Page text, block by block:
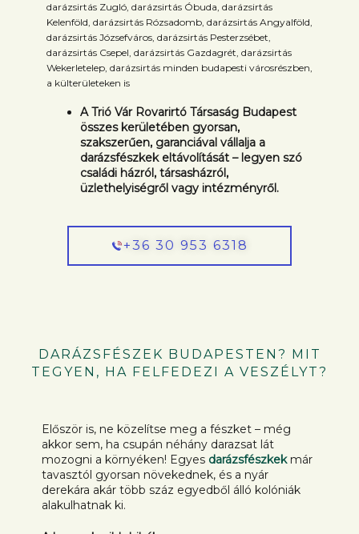
darázsirtás Zugló, darázsirtás Óbuda, darázsirtás
Kelenföld, darázsirtás Rózsadomb, darázsirtás Angyalföld,
darázsirtás Józsefváros, darázsirtás Pesterzsébet,
darázsirtás Csepel, darázsirtás Gazdagrét, darázsirtás
Wekerletelep, darázsirtás minden budapesti városrészben,
a külterületeken is
A Trió Vár Rovarirtó Társaság Budapest
összes kerületében gyorsan,
szakszerűen, garanciával vállalja a
darázsfészkek eltávolítását – legyen szó
családi házról, társasházról,
üzlethelyiségről vagy intézményről.
+36 30 953 6318
DARÁZSFÉSZEK BUDAPESTEN? MIT
TEGYEN, HA FELFEDEZI A VESZÉLYT?
Először is, ne közelítse meg a fészket – még
akkor sem, ha csupán néhány darazsat lát
mozogni a környéken! Egyes darázsfészkekmár
tavasztól gyorsan növekednek, és a nyár
derekára akár több száz egyedből álló kolóniák
alakulhatnak ki.